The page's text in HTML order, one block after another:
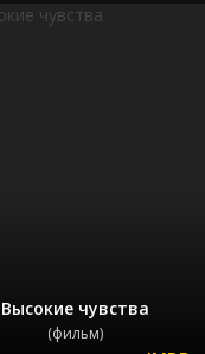
Высокие чувства
(фильм)